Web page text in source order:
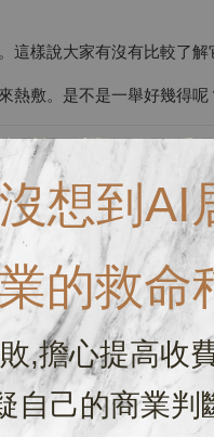
想到AI
的救命
,擔心提高收
自己的商業判
這樣說大家有沒有比較了解
熱敷。是不是一舉好幾得呢